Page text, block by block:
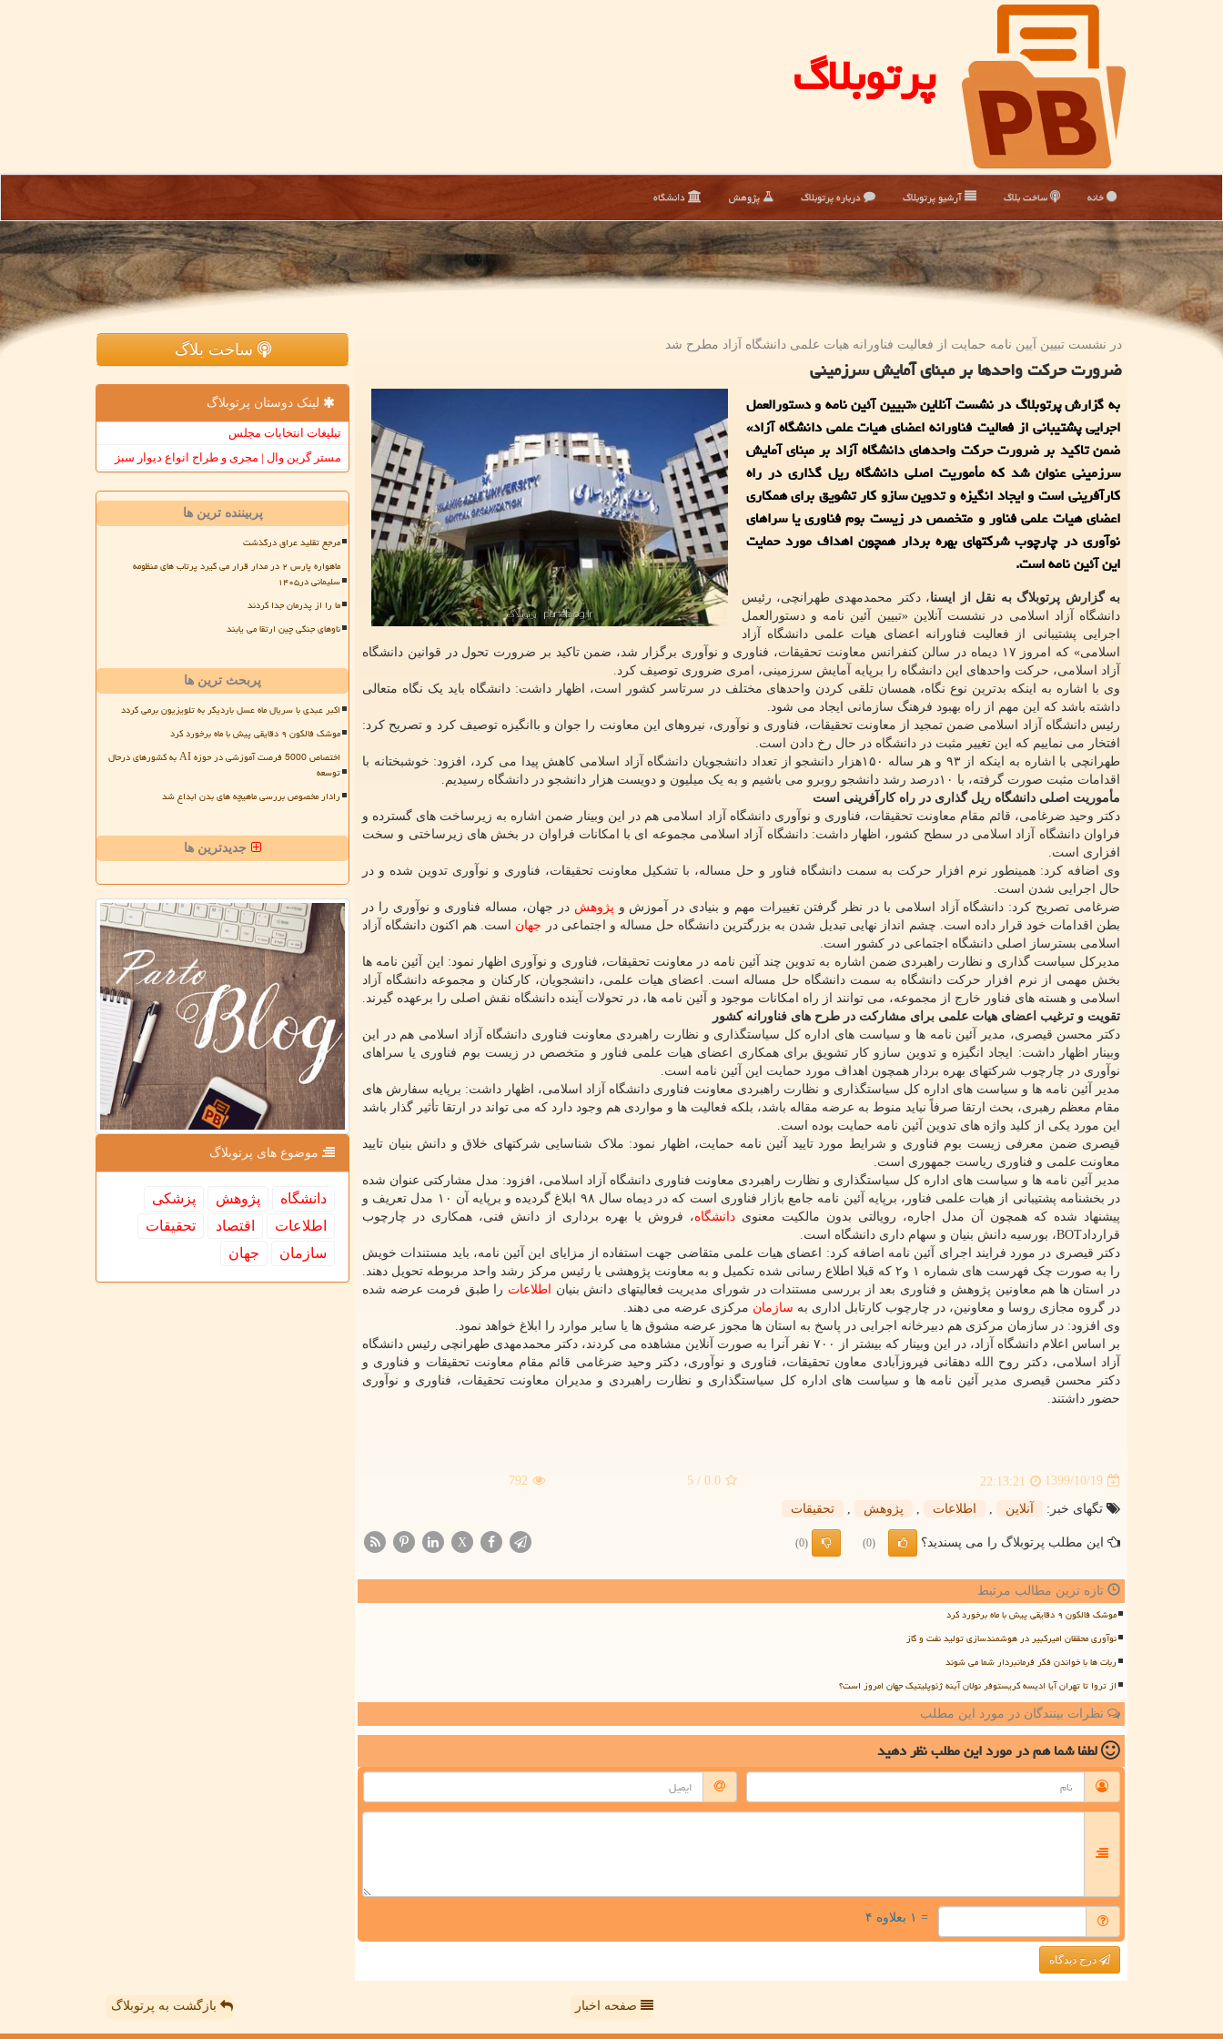
پرتوبلاگ
خانه ساخت بلاگ آرشیو پرتوبلاگ درباره پرتوبلاگ پژوهش دانشگاه
در نشست تبیین آیین نامه حمایت از فعالیت فناورانه هیات علمی دانشگاه آزاد مطرح شد
ضرورت حركت واحدها بر مبنای آمایش سرزمینی
به گزارش پرتوبلاگ در نشست آنلاین «تبیین آئین نامه و دستورالعمل
اجرایی پشتیبانی از فعالیت فناورانه اعضای هیات علمی دانشگاه آزاد»
ضمن تاکید بر ضرورت حرکت واحدهای دانشگاه آزاد بر مبنای آمایش
سرزمینی عنوان شد که مأموریت اصلی دانشگاه ریل گذاری در راه
کارآفرینی است و ایجاد انگیزه و تدوین سازو کار تشویق برای همکاری
اعضای هیات علمی فناور و متخصص در زیست بوم فناوری یا سراهای
نوآوری در چارچوب شرکتهای بهره بردار همچون اهداف مورد حمایت
این آئین نامه است.
به گزارش پرتوبلاگ به نقل از ایسنا، دکتر محمدمهدی طهرانچی، رئیس
دانشگاه آزاد اسلامی در نشست آنلاین «تبیین آئین نامه و دستورالعمل
اجرایی پشتیبانی از فعالیت فناورانه اعضای هیات علمی دانشگاه آزاد
اسلامی» که امروز ۱۷ دیماه در سالن کنفرانس معاونت تحقیقات، فناوری و نوآوری برگزار شد، ضمن تاکید بر ضرورت تحول در قوانین دانشگاه
آزاد اسلامی، حرکت واحدهای این دانشگاه را برپایه آمایش سرزمینی، امری ضروری توصیف کرد.
وی با اشاره به اینکه بدترین نوع نگاه، همسان تلقی کردن واحدهای مختلف در سرتاسر کشور است، اظهار داشت: دانشگاه باید یک نگاه متعالی
داشته باشد که این مهم از راه بهبود فرهنگ سازمانی ایجاد می شود.
رئیس دانشگاه آزاد اسلامی ضمن تمجید از معاونت تحقیقات، فناوری و نوآوری، نیروهای این معاونت را جوان و باانگیزه توصیف کرد و تصریح کرد:
افتخار می نماییم که این تغییر مثبت در دانشگاه در حال رخ دادن است.
طهرانچی با اشاره به اینکه از ۹۳ و هر ساله ۱۵۰هزار دانشجو از تعداد دانشجویان دانشگاه آزاد اسلامی کاهش پیدا می کرد، افزود: خوشبختانه با
اقدامات مثبت صورت گرفته، با ۱۰درصد رشد دانشجو روبرو می باشیم و به یک میلیون و دویست هزار دانشجو در دانشگاه رسیدیم.
مأموریت اصلی دانشگاه ریل گذاری در راه کارآفرینی است
دکتر وحید ضرغامی، قائم مقام معاونت تحقیقات، فناوری و نوآوری دانشگاه آزاد اسلامی هم در این وبینار ضمن اشاره به زیرساخت های گسترده و
فراوان دانشگاه آزاد اسلامی در سطح کشور، اظهار داشت: دانشگاه آزاد اسلامی مجموعه ای با امکانات فراوان در بخش های زیرساختی و سخت
افزاری است.
وی اضافه کرد: همینطور نرم افزار حرکت به سمت دانشگاه فناور و حل مساله، با تشکیل معاونت تحقیقات، فناوری و نوآوری تدوین شده و در
حال اجرایی شدن است.
ضرغامی تصریح کرد: دانشگاه آزاد اسلامی با در نظر گرفتن تغییرات مهم و بنیادی در آموزش و پژوهش در جهان، مساله فناوری و نوآوری را در
بطن اقدامات خود قرار داده است. چشم انداز نهایی تبدیل شدن به بزرگترین دانشگاه حل مساله و اجتماعی در جهان است. هم اکنون دانشگاه آزاد
اسلامی بسترساز اصلی دانشگاه اجتماعی در کشور است.
مدیرکل سیاست گذاری و نظارت راهبردی ضمن اشاره به تدوین چند آئین نامه در معاونت تحقیقات، فناوری و نوآوری اظهار نمود: این آئین نامه ها
بخش مهمی از نرم افزار حرکت دانشگاه به سمت دانشگاه حل مساله است. اعضای هیات علمی، دانشجویان، کارکنان و مجموعه دانشگاه آزاد
اسلامی و هسته های فناور خارج از مجموعه، می توانند از راه امکانات موجود و آئین نامه ها، در تحولات آینده دانشگاه نقش اصلی را برعهده گیرند.
تقویت و ترغیب اعضای هیات علمی برای مشارکت در طرح های فناورانه کشور
دکتر محسن قیصری، مدیر آئین نامه ها و سیاست های اداره کل سیاستگذاری و نظارت راهبردی معاونت فناوری دانشگاه آزاد اسلامی هم در این
وبینار اظهار داشت: ایجاد انگیزه و تدوین سازو کار تشویق برای همکاری اعضای هیات علمی فناور و متخصص در زیست بوم فناوری یا سراهای
نوآوری در چارچوب شرکتهای بهره بردار همچون اهداف مورد حمایت این آئین نامه است.
مدیر آئین نامه ها و سیاست های اداره کل سیاستگذاری و نظارت راهبردی معاونت فناوری دانشگاه آزاد اسلامی، اظهار داشت: برپایه سفارش های
مقام معظم رهبری، بحث ارتقا صرفاً نباید منوط به عرضه مقاله باشد، بلکه فعالیت ها و مواردی هم وجود دارد که می تواند در ارتقا تأثیر گذار باشد
این مورد یکی از کلید واژه های تدوین آئین نامه حمایت بوده است.
قیصری ضمن معرفی زیست بوم فناوری و شرایط مورد تایید آئین نامه حمایت، اظهار نمود: ملاک شناسایی شرکتهای خلاق و دانش بنیان تایید
معاونت علمی و فناوری ریاست جمهوری است.
مدیر آئین نامه ها و سیاست های اداره کل سیاستگذاری و نظارت راهبردی معاونت فناوری دانشگاه آزاد اسلامی، افزود: مدل مشارکتی عنوان شده
در بخشنامه پشتیبانی از هیات علمی فناور، برپایه آئین نامه جامع بازار فناوری است که در دیماه سال ۹۸ ابلاغ گردیده و برپایه آن ۱۰ مدل تعریف و
پیشنهاد شده که همچون آن مدل اجاره، رویالتی بدون مالکیت معنوی دانشگاه، فروش یا بهره برداری از دانش فنی، همکاری در چارچوب
قراردادBOT، بورسیه دانش بنیان و سهام داری دانشگاه است.
دکتر قیصری در مورد فرایند اجرای آئین نامه اضافه کرد: اعضای هیات علمی متقاضی جهت استفاده از مزایای این آئین نامه، باید مستندات خویش
را به صورت چک فهرست های شماره ۱ و۲ که قبلا اطلاع رسانی شده تکمیل و به معاونت پژوهشی یا رئیس مرکز رشد واحد مربوطه تحویل دهند.
در استان ها هم معاونین پژوهش و فناوری بعد از بررسی مستندات در شورای مدیریت فعالیتهای دانش بنیان
اطلاعات را طبق فرمت عرضه شده
در گروه مجازی روسا و معاونین، در چارچوب کارتابل اداری به سازمان مرکزی عرضه می دهند.
وی افزود: در سازمان مرکزی هم دبیرخانه اجرایی در پاسخ به استان ها مجوز عرضه مشوق ها یا سایر موارد را ابلاغ خواهد نمود.
بر اساس اعلام دانشگاه آزاد، در این وبینار که بیشتر از ۷۰۰ نفر آنرا به صورت آنلاین مشاهده می کردند، دکتر محمدمهدی طهرانچی رئیس دانشگاه
آزاد اسلامی، دکتر روح الله دهقانی فیروزآبادی معاون تحقیقات، فناوری و نوآوری، دکتر وحید ضرغامی قائم مقام معاونت تحقیقات و فناوری و
دکتر محسن قیصری مدیر آئین نامه ها و سیاست های اداره کل سیاستگذاری و نظارت راهبردی و مدیران معاونت تحقیقات، فناوری و نوآوری
حضور داشتند.
1399/10/19
22:13:21
0.0
/ 5
792
تگهای خبر: آنلاین , اطلاعات , پژوهش , تحقیقات
این مطلب پرتوبلاگ را می پسندید؟ (0)
(0)
X
تازه ترین مطالب مرتبط
موشک فالکون ۹ دقایقی پیش با ماه برخورد کرد
نوآوری محققان امیرکبیر در هوشمندسازی تولید نفت و گاز
ربات ها با خواندن فکر فرمانبردار شما می شوند
از تروا تا تهران آیا ادیسه کریستوفر نولان آینه ژئوپلیتیک جهان امروز است؟
نظرات بینندگان در مورد این مطلب
لطفا شما همدر مورد این مطلبنظر دهید
= ۱ بعلاوه ۴
درج دیدگاه
ساخت بلاگ
لینک دوستان پرتوبلاگ
تبلیغات انتخابات مجلس
مستر گرین وال | مجری و طراح انواع دیوار سبز
پربیننده ترین ها
مرجع تقلید عراق درگذشت
ماهواره پارس ۲ در مدار قرار می گیرد پرتاب های منظومه
سلیمانی در۱۴۰۵
ما را از پدرمان جدا کردند
ناوهای جنگی چین ارتقا می یابند
پربحث ترین ها
اکبر عبدی با سریال ماه عسل باردیگر به تلویزیون برمی گردد
موشک فالکون ۹ دقایقی پیش با ماه برخورد کرد
اختصاص 5000 فرصت آموزشی در حوزه AI به کشورهای درحال
توسعه
رادار مخصوص بررسی ماهیچه های بدن ابداع شد
جدیدترین ها
موضوع های پرتوبلاگ
دانشگاه پژوهش
پزشكی
اطلاعات
اقتصاد
تحقیقات
سازمان
جهان
صفحه اخبار بازگشت به پرتوبلاگ